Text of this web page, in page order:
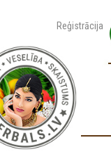
Reģistrācija